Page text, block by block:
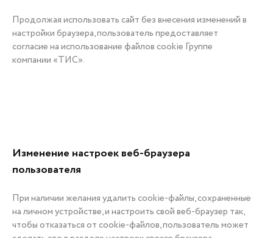
Продолжая использовать сайт без внесения изменений в
настройки браузера, пользователь предоставляет
согласиена использование файлов cookie Группе
компании «ТИС».
Изменение настроек веб-браузера
пользователя
При наличии желания удалить cookie-файлы, сохраненные
на личном устройстве, и настроить свой веб-браузер так,
чтобы отказаться от cookie-файлов, пользователь может